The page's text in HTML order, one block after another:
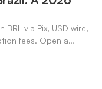
via Pix, USD wire,
fees. Open a